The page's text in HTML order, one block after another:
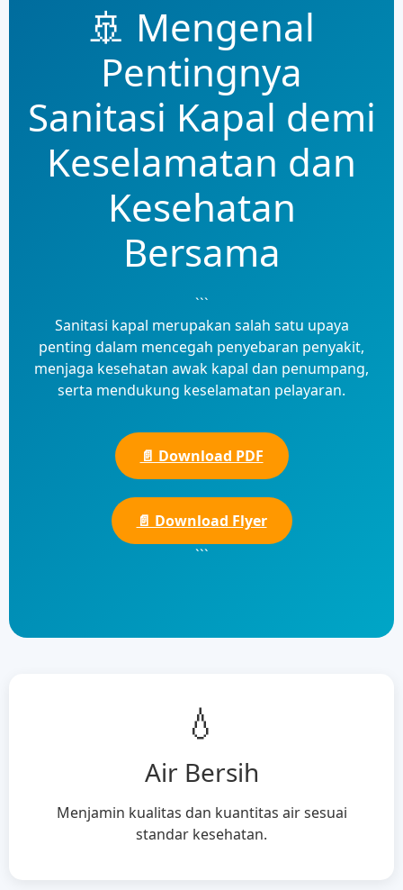
🚢 Mengenal
Pentingnya
Sanitasi Kapal demi
Keselamatan dan
Kesehatan
Bersama
```
Sanitasi kapal merupakan salah satu upaya
penting dalam mencegah penyebaran penyakit,
menjaga kesehatan awak kapal dan penumpang,
serta mendukung keselamatan pelayaran.
📄 Download PDF
📄 Download Flyer
```
💧
Air Bersih
Menjamin kualitas dan kuantitas air sesuai
standar kesehatan.